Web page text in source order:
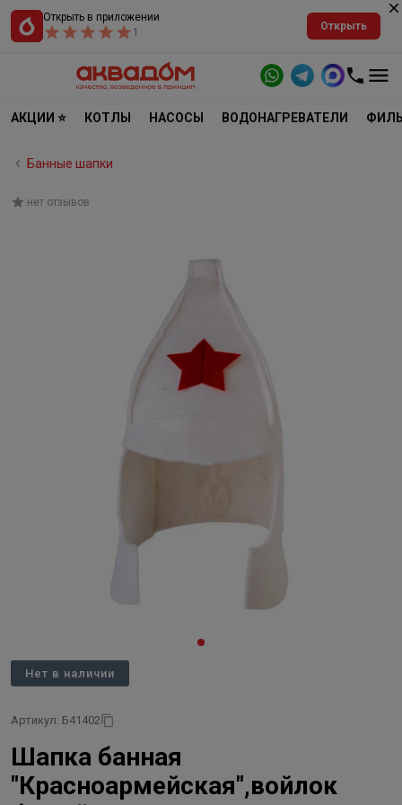
Открыть в приложении
1
Открыть
АКЦИИ ⭐ КОТЛЫ НАСОСЫ ВОДОНАГРЕВАТЕЛИ
Банные шапки
нет отзывов
Нет в наличии
Артикул: Б41402
Шапка банная
"Красноармейская",войлок